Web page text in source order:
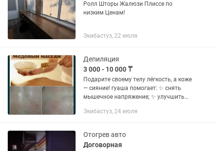
Ролл Шторы Жалюзи Плиссе по
низким Ценам!
Экибастуз, 22 июля
Депиляция
3 000 - 10 000 ₸
Подарите своему телу лёгкость, а коже
— сияние! гуаша помогает: ✨ снять
мышечное напряжение; ✨ улучшить
отёчность; ✨ ускорить лимфоток; ✨
Экибастуз, 24 июля
Отогрев авто
Договорная